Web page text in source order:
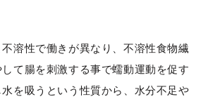
溶性で働きが異なり、不溶性食物繊
て腸を刺激する事で蠕動運動を促す
を吸うという性質から、水分不足や